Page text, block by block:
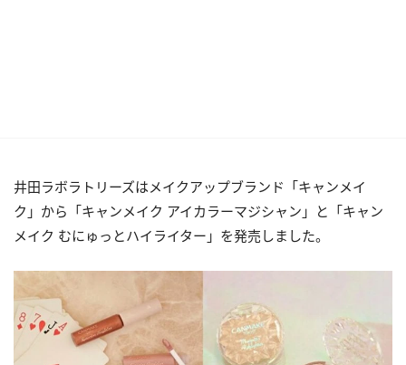
井田ラボラトリーズはメイクアップブランド「キャンメイ
ク」から「キャンメイク アイカラーマジシャン」と「キャン
メイク むにゅっとハイライター」を発売しました。